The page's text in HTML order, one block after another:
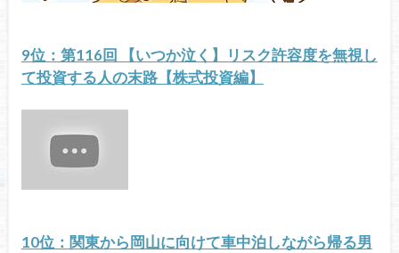
9位：第116回 【いつか泣く】リスク許容度を無視し
て投資する人の末路【株式投資編】
10位：関東から岡山に向けて車中泊しながら帰る男